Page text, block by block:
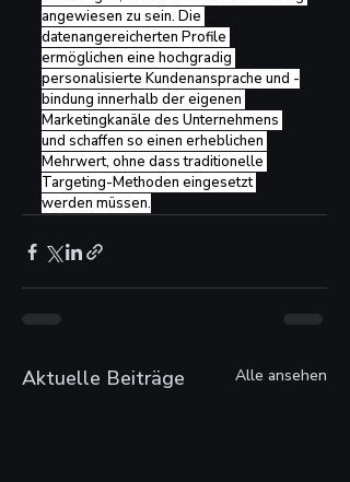
angewiesen zu sein. Die
datenangereicherten Profile
ermöglichen eine hochgradig
personalisierte Kundenansprache und -
bindung innerhalb der eigenen
Marketingkanäle des Unternehmens
und schaffen so einen erheblichen
Mehrwert, ohne dass traditionelle
Targeting-Methoden eingesetzt
werden müssen.
Aktuelle Beiträge Alle ansehen